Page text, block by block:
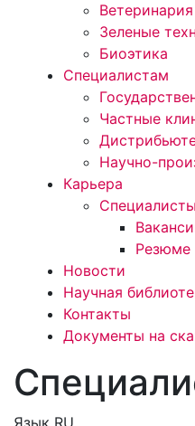
Зеленые
Биоэтика
Специалистам
Частные
Научно-
Карьера
Специалисты
Резюме
Новости
Научная
Контакты
Документы на
Язык RU